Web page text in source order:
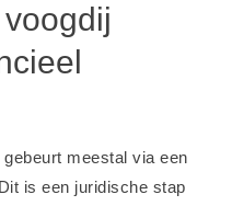
meestal via een
is een juridische stap